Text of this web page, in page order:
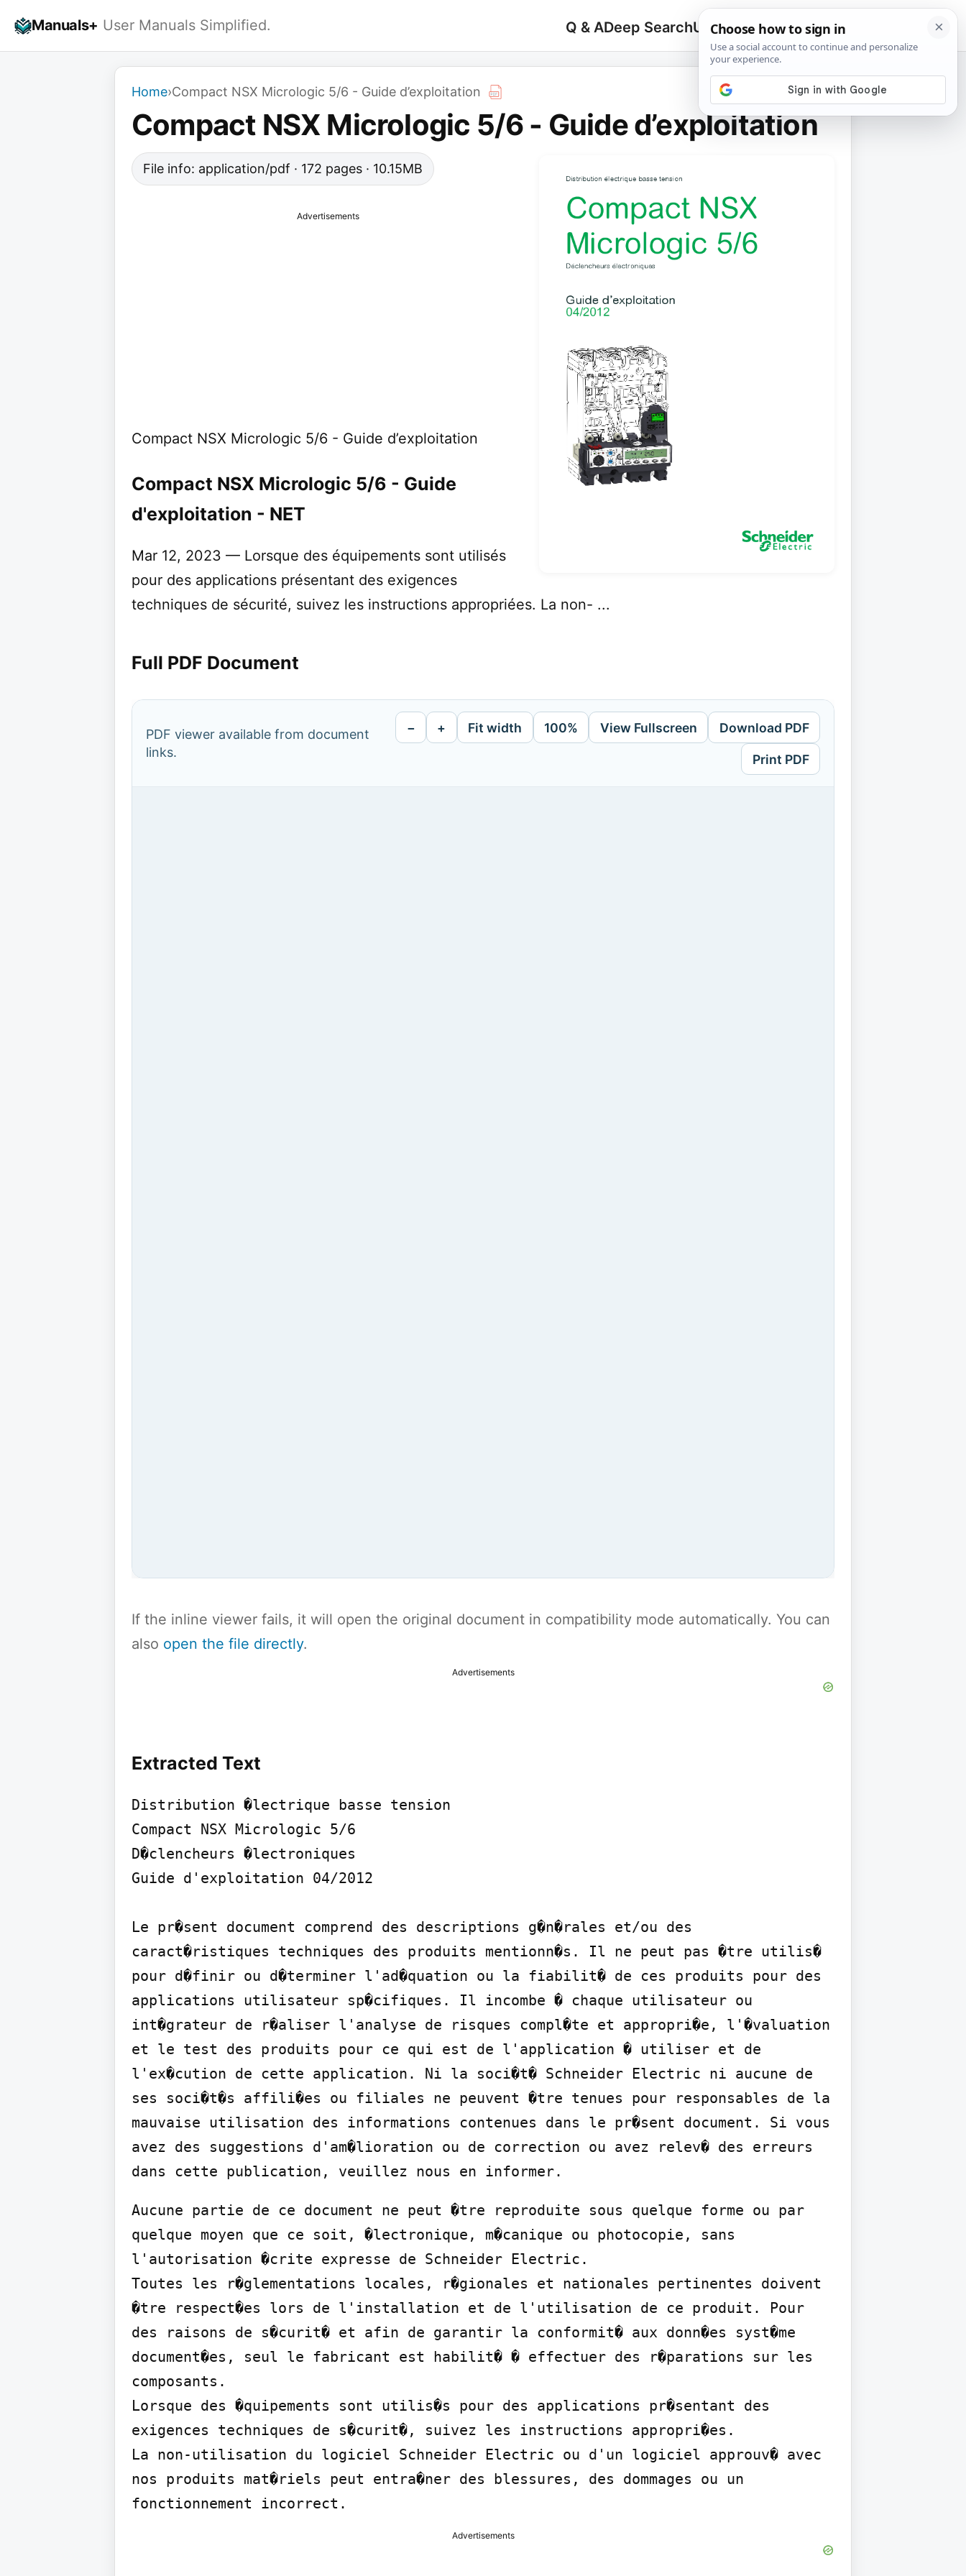
Manuals+ User Manuals Simplified. Q & ADeep SearchUpload
Search
for:
🔍
Home›Compact NSX Micrologic 5/6 - Guide d’exploitation
Compact NSX Micrologic 5/6 - Guide d’exploitation
File info: application/pdf · 172 pages · 10.15MB
Advertisements
Compact NSX Micrologic 5/6 - Guide d’exploitation
Compact NSX Micrologic 5/6 - Guide
d'exploitation - NET
Mar 12, 2023 — Lorsque des équipements sont utilisés
pour des applications présentant des exigences
techniques de sécurité, suivez les instructions appropriées. La non- ...
Full PDF Document
PDF viewer available from document
links.
− + Fit width 100% View Fullscreen Download PDF
Print PDF
If the inline viewer fails, it will open the original document in compatibility mode automatically. You can
also open the file directly.
Advertisements
Extracted Text
Distribution �lectrique basse tension
Compact NSX Micrologic 5/6
D�clencheurs �lectroniques
Guide d'exploitation 04/2012
Le pr�sent document comprend des descriptions g�n�rales et/ou des
caract�ristiques techniques des produits mentionn�s. Il ne peut pas �tre utilis�
pour d�finir ou d�terminer l'ad�quation ou la fiabilit� de ces produits pour des
applications utilisateur sp�cifiques. Il incombe � chaque utilisateur ou
int�grateur de r�aliser l'analyse de risques compl�te et appropri�e, l'�valuation
et le test des produits pour ce qui est de l'application � utiliser et de
l'ex�cution de cette application. Ni la soci�t� Schneider Electric ni aucune de
ses soci�t�s affili�es ou filiales ne peuvent �tre tenues pour responsables de la
mauvaise utilisation des informations contenues dans le pr�sent document. Si vous
avez des suggestions d'am�lioration ou de correction ou avez relev� des erreurs
dans cette publication, veuillez nous en informer.
Aucune partie de ce document ne peut �tre reproduite sous quelque forme ou par
quelque moyen que ce soit, �lectronique, m�canique ou photocopie, sans
l'autorisation �crite expresse de Schneider Electric.
Toutes les r�glementations locales, r�gionales et nationales pertinentes doivent
�tre respect�es lors de l'installation et de l'utilisation de ce produit. Pour
des raisons de s�curit� et afin de garantir la conformit� aux donn�es syst�me
document�es, seul le fabricant est habilit� � effectuer des r�parations sur les
composants.
Lorsque des �quipements sont utilis�s pour des applications pr�sentant des
exigences techniques de s�curit�, suivez les instructions appropri�es.
La non-utilisation du logiciel Schneider Electric ou d'un logiciel approuv� avec
nos produits mat�riels peut entra�ner des blessures, des dommages ou un
fonctionnement incorrect.
Advertisements